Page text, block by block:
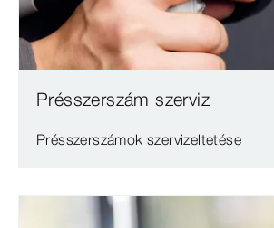
Présszerszám szerviz
Présszerszámok szervizeltetése